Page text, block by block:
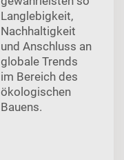
Langlebigkeit,
Nachhaltigkeit
und Anschluss an
globale Trends
im Bereich des
ökologischen
Bauens.